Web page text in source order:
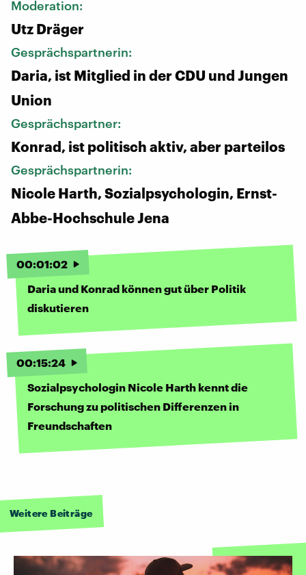
Moderation:
Utz Dräger
Gesprächspartnerin:
Daria, ist Mitglied in der CDU und Jungen
Union
Gesprächspartner:
Konrad, ist politisch aktiv, aber parteilos
Gesprächspartnerin:
Nicole Harth, Sozialpsychologin, Ernst-
Abbe-Hochschule Jena
00:01:02
Daria und Konrad können gut über Politik
diskutieren
00:15:24
Sozialpsychologin Nicole Harth kennt die
Forschung zu politischen Differenzen in
Freundschaften
Weitere Beiträge